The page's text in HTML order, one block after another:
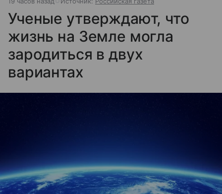
Ученые утверждают, что
жизнь на Земле могла
зародиться в двух
вариантах